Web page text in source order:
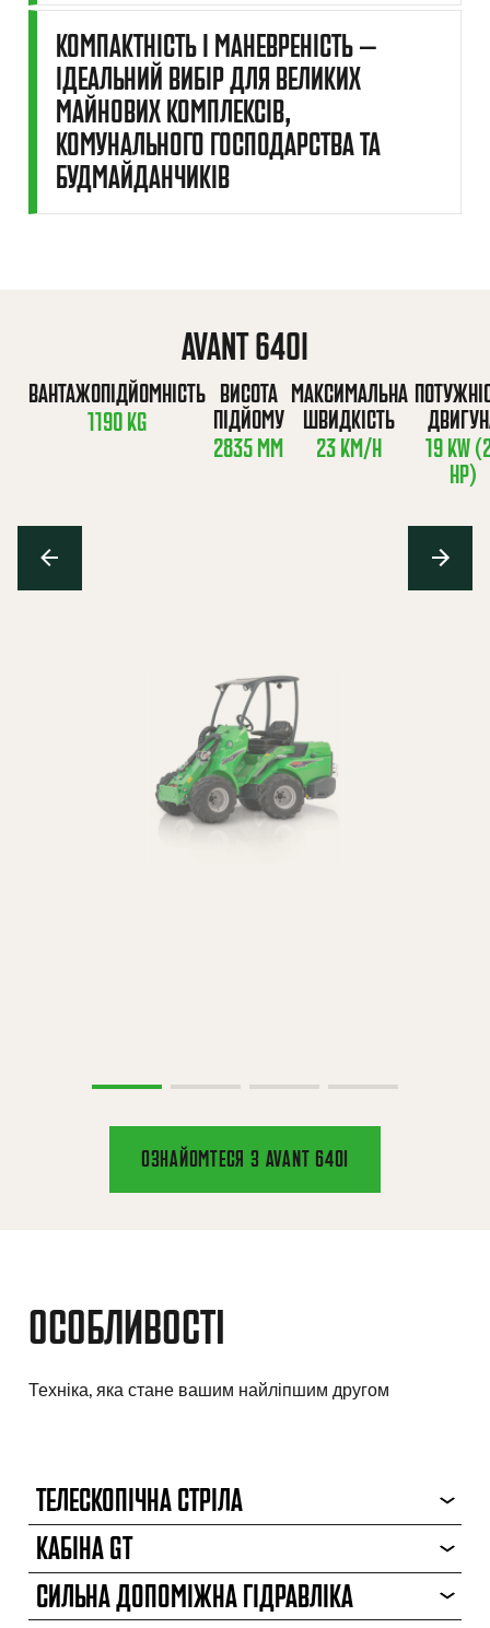
КОМПАКТНІСТЬ І МАНЕВРЕНІСТЬ —
ІДЕАЛЬНИЙ ВИБІР ДЛЯ ВЕЛИКИХ
МАЙНОВИХ КОМПЛЕКСІВ,
КОМУНАЛЬНОГО ГОСПОДАРСТВА ТА
БУДМАЙДАНЧИКІВ
AVANT 640I
ВАНТАЖОПІДЙОМНІСТЬ
1190 KG
ВИСОТА
ПІДЙОМУ
2835 MM
МАКСИМАЛЬНА
ШВИДКІСТЬ
23 KM/H
19 KW
HP)
ОЗНАЙОМТЕСЯ З AVANT 640I
ОСОБЛИВОСТІ
Техніка, яка стане вашим найліпшим другом
ТЕЛЕСКОПІЧНА СТРІЛА
КАБІНА GT
СИЛЬНА ДОПОМІЖНА ГІДРАВЛІКА